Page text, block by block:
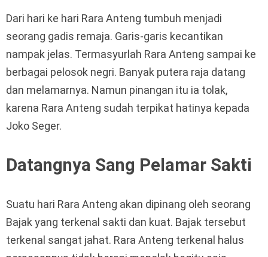
Dari hari ke hari Rara Anteng tumbuh menjadi
seorang gadis remaja. Garis-garis kecantikan
nampak jelas. Termasyurlah Rara Anteng sampai ke
berbagai pelosok negri. Banyak putera raja datang
dan melamarnya. Namun pinangan itu ia tolak,
karena Rara Anteng sudah terpikat hatinya kepada
Joko Seger.
Datangnya Sang Pelamar Sakti
Suatu hari Rara Anteng akan dipinang oleh seorang
Bajak yang terkenal sakti dan kuat. Bajak tersebut
terkenal sangat jahat. Rara Anteng terkenal halus